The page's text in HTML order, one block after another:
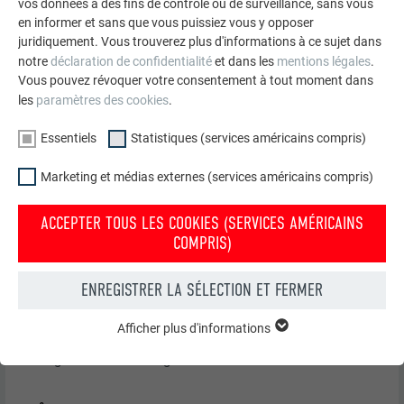
Schéma de pose DS3 10 pièces/m²
Schémas de pose avec arrêt de neige pour les bardeaux
ARRÊTS DE NEIGE POUR DS.19
Les arrêts de neige sont installés dans l’agrafe supérieure au
DS.19 (marquage « ST ») et sont fixés à l’aide d’au moins
2 clous annelés. L’utilisation d’arrêts de neige n’a aucune
influence sur le nombre de pattes de fixation des DS.19
Pour les DS.19, on utilisera 2, 4 ou 8 arrêts de neige par m²
(voir tableau – schémas de pose DS.19 1, DS.19 2 et DS.19
3). Les deux premières rangées doivent être munies d’arrêts
vos données à des fins de contrôle ou de surveillance, sans vous
en informer et sans que vous puissiez vous y opposer
juridiquement. Vous trouverez plus d'informations à ce sujet dans
notredéclaration de confidentialitéet dans les mentions légales.
Vous pouvez révoquer votre consentement à tout moment dans
les paramètres des cookies.
Essentiels Statistiques (services américains compris)
Marketing et médias externes (services américains compris)
ACCEPTER TOUS LES COOKIES (SERVICES AMÉRICAINS
COMPRIS)
ENREGISTRER LA SÉLECTION ET FERMER
Afficher plus d'informations